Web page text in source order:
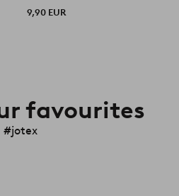
9,90 EUR
favourites
#jotex